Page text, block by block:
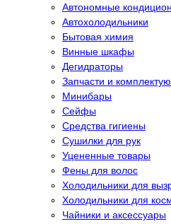
Автономные
Автохолодильники
Бытовая химия
Винные шкафы
Дегидраторы
Запчасти и
Минибары
Сейфы
Средства гигиены
Сушилки для рук
Уцененные товары
Фены для волос
Холодильники для
Холодильники для
Чайники и аксессуары